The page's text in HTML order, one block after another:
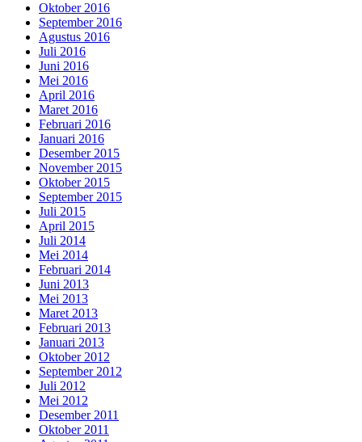
Oktober 2016
September 2016
Agustus 2016
Juli 2016
Juni 2016
Mei 2016
April 2016
Maret 2016
Februari 2016
Januari 2016
Desember 2015
November 2015
Oktober 2015
September 2015
Juli 2015
April 2015
Juli 2014
Mei 2014
Februari 2014
Juni 2013
Mei 2013
Maret 2013
Februari 2013
Januari 2013
Oktober 2012
September 2012
Juli 2012
Mei 2012
Desember 2011
Oktober 2011